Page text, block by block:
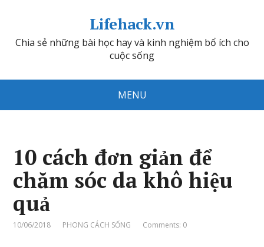
Lifehack.vn
Chia sẻ những bài học hay và kinh nghiệm bổ ích cho
cuộc sống
MENU
10 cách đơn giản để
chăm sóc da khô hiệu
quả
10/06/2018 PHONG CÁCH SỐNG Comments: 0